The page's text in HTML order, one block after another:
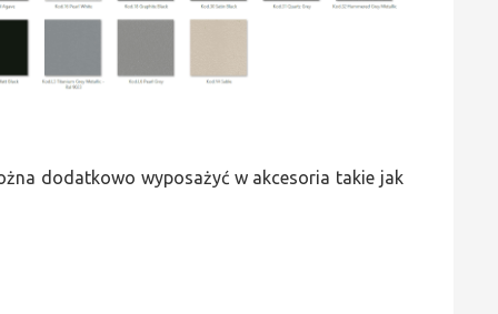
dodatkowo wyposażyć w akcesoria takie jak